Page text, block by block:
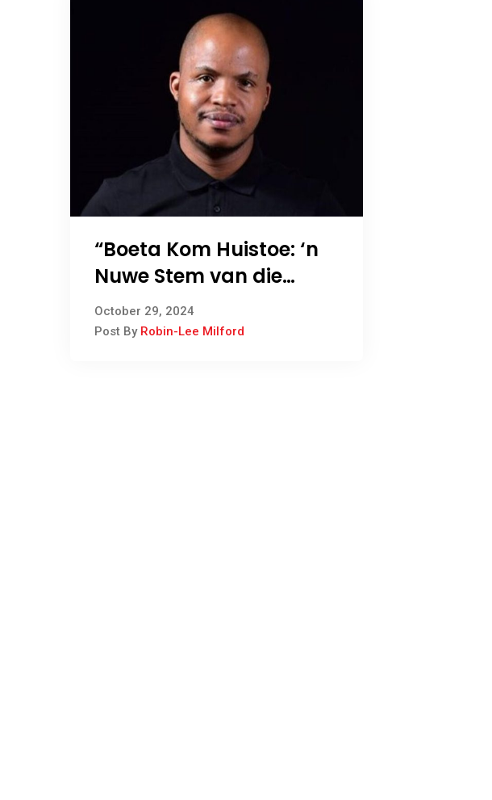
“Boeta Kom Huistoe: ‘n
Nuwe Stem van die
Noord-Kaap op die
Silwerdoek”
October 29, 2024
Post By Robin-Lee Milford